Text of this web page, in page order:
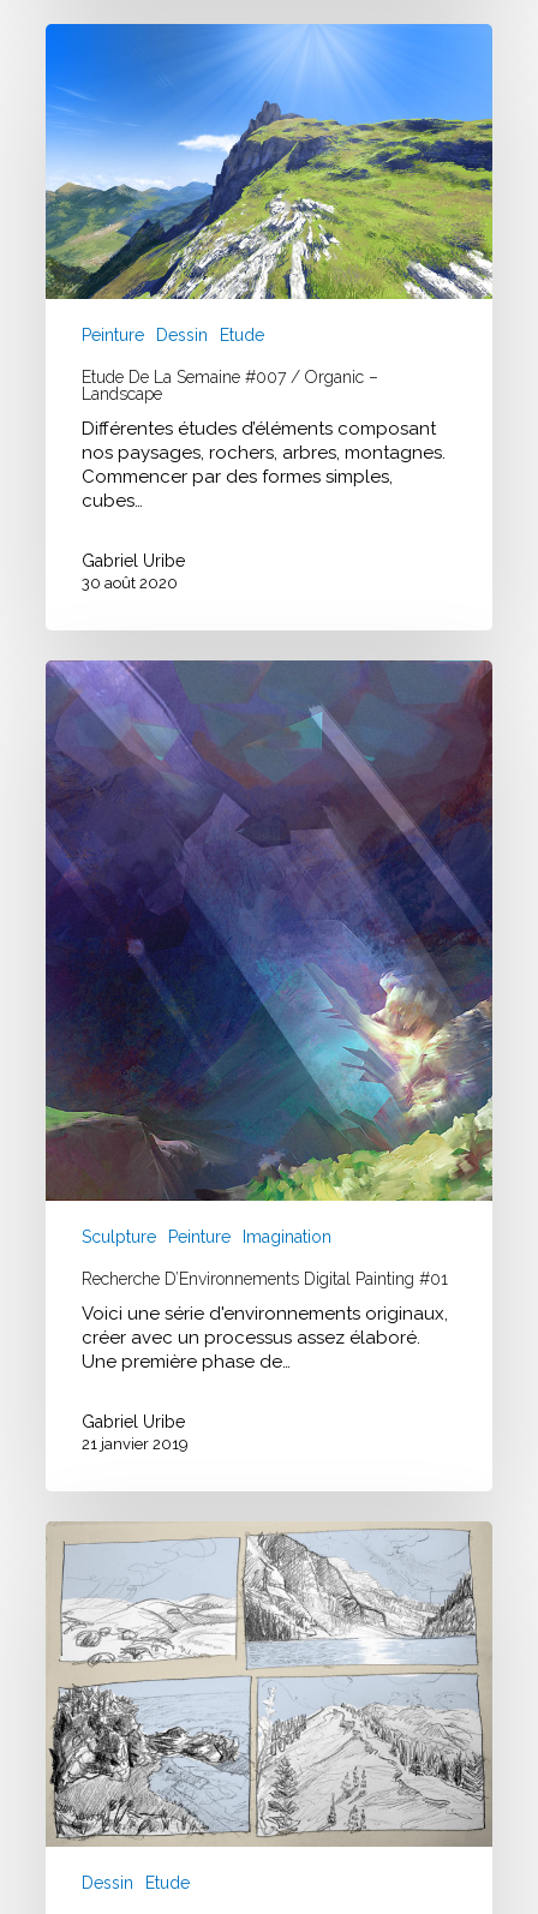
Peinture Dessin Etude
Etude De La Semaine #007 / Organic –
Landscape
Différentes études d’éléments composant
nos paysages, rochers, arbres, montagnes.
Commencer par des formes simples,
cubes…
Gabriel Uribe
30 août 2020
Recherche
d’Environnements
Digital
Painting
#01
Sculpture Peinture Imagination
Recherche D’Environnements Digital Painting #01
Voici une série d'environnements originaux,
créer avec un processus assez élaboré.
Une première phase de…
Gabriel Uribe
21 janvier 2019
Etude
Environnement
#04
Speed
Sketching
Dessin Etude